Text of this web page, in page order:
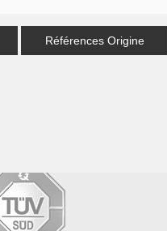
Références Origine